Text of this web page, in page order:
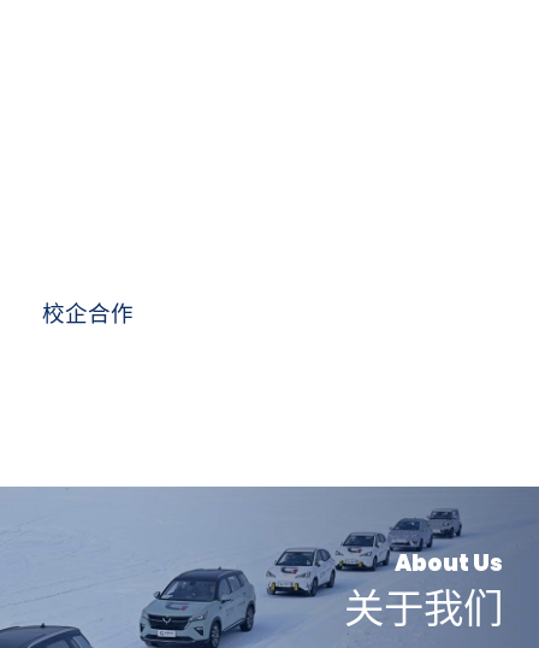
校企合作
About Us
关于我们